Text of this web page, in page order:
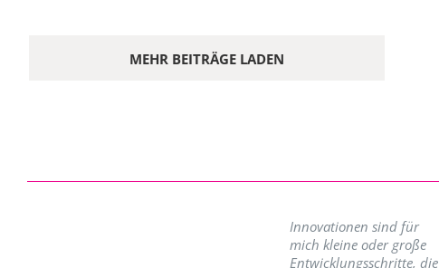
MEHR BEITRÄGE LADEN
Innovationen sind für
mich kleine oder große
Entwicklungsschritte, die